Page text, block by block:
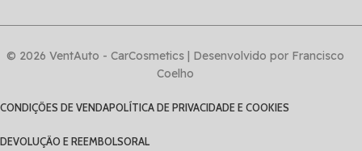
© 2026 VentAuto - CarCosmetics | Desenvolvido por Francisco
Coelho
CONDIÇÕES DE VENDAPOLÍTICA DE PRIVACIDADE E COOKIES
DEVOLUÇÃO E REEMBOLSORAL